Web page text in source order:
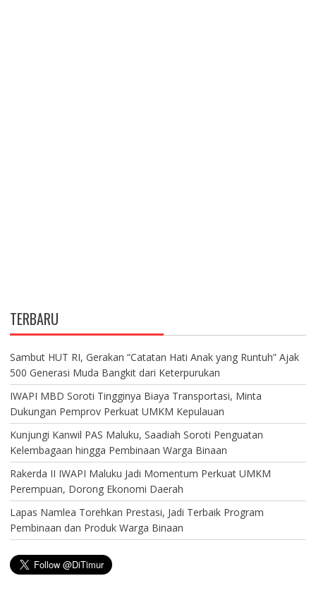
TERBARU
Sambut HUT RI, Gerakan “Catatan Hati Anak yang Runtuh” Ajak
500 Generasi Muda Bangkit dari Keterpurukan
IWAPI MBD Soroti Tingginya Biaya Transportasi, Minta
Dukungan Pemprov Perkuat UMKM Kepulauan
Kunjungi Kanwil PAS Maluku, Saadiah Soroti Penguatan
Kelembagaan hingga Pembinaan Warga Binaan
Rakerda II IWAPI Maluku Jadi Momentum Perkuat UMKM
Perempuan, Dorong Ekonomi Daerah
Lapas Namlea Torehkan Prestasi, Jadi Terbaik Program
Pembinaan dan Produk Warga Binaan